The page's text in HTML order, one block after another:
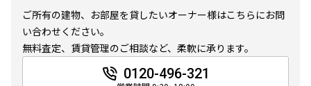
ご所有の建物、お部屋を貸したいオーナー様はこちらにお問
い合わせください。
無料査定、賃貸管理のご相談など、柔軟に承ります。
0120-496-321